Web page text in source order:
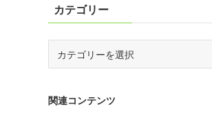
カテゴリー
ー
関連コンテンツ